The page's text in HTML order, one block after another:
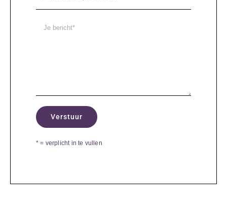
* = verplicht in te vullen